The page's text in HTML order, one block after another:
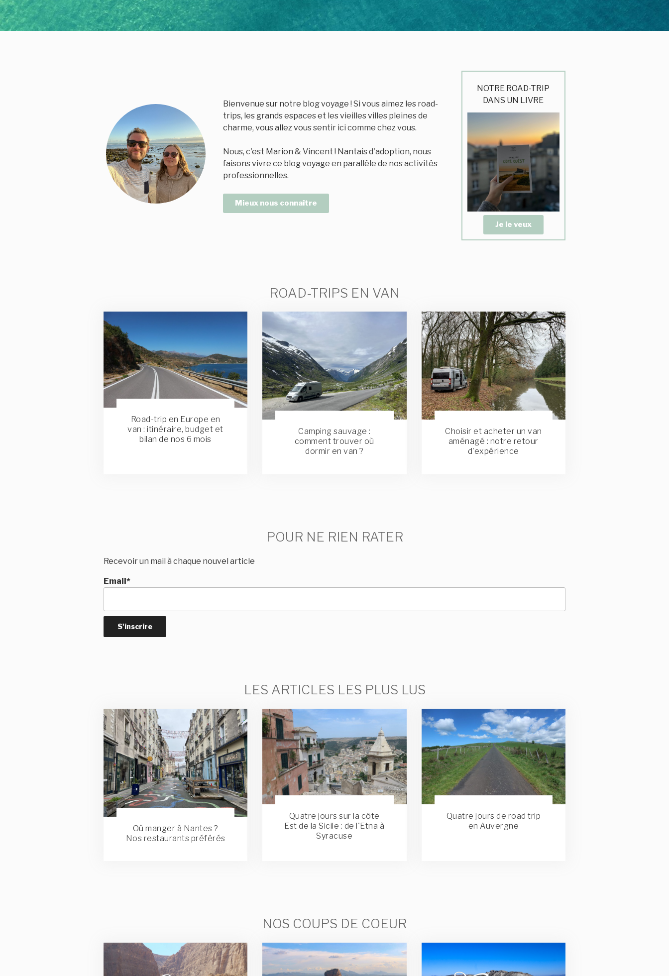
Bienvenue sur notre blog voyage ! Si vous aimez les road-
trips, les grands espaces et les vieilles villes pleines de
charme, vous allez vous sentir ici comme chez vous.
Nous, c'est Marion & Vincent ! Nantais d'adoption, nous
faisons vivre ce blog voyage en parallèle de nos activités
professionnelles.
Mieux nous connaître
NOTRE ROAD-TRIP
DANS UN LIVRE
Je le veux
ROAD-TRIPS EN VAN
Road-trip en Europe en
van : itinéraire, budget et
bilan de nos 6 mois
Camping sauvage :
comment trouver où
dormir en van ?
Choisir et acheter un van
aménagé : notre retour
d'expérience
POUR NE RIEN RATER
Recevoir un mail à chaque nouvel article
Email*
LES ARTICLES LES PLUS LUS
Où manger à Nantes ?
Nos restaurants préférés
Quatre jours sur la côte
Est de la Sicile : de l'Etna à
Syracuse
Quatre jours de road trip
en Auvergne
NOS COUPS DE COEUR